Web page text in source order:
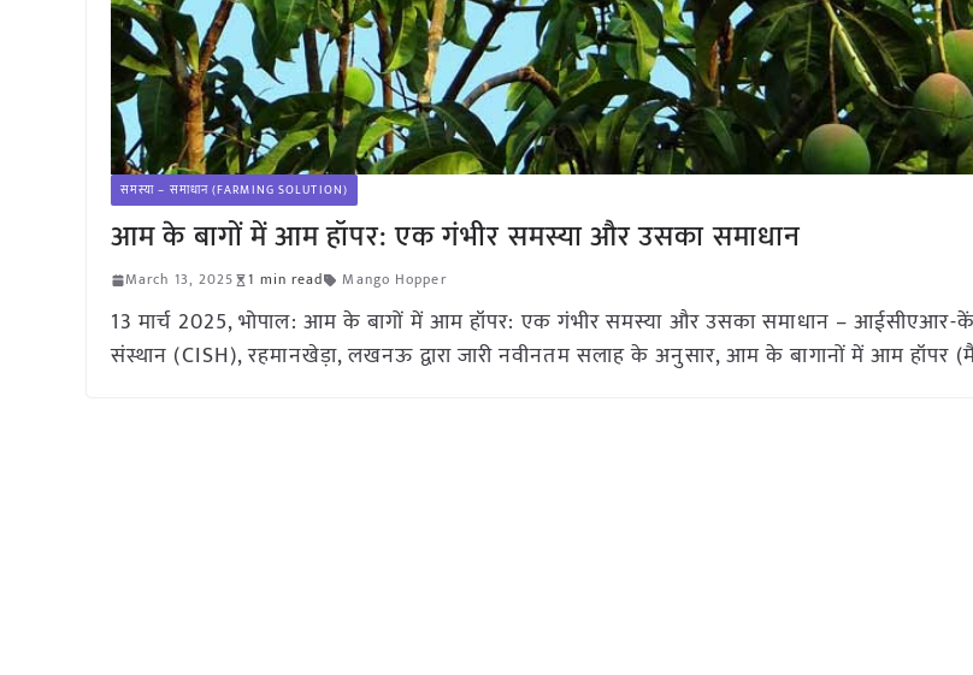
समस्या – समाधान (FARMING SOLUTION)
आम के बागों में आम हॉपर: एक गंभीर समस्या और उसका समाधान
March 13, 2025 1 min read Mango Hopper
13 मार्च 2025, भोपाल: आम के बागों में आम हॉपर: एक गंभीर समस्या और उसका समाधान – आईसीएआर-
संस्थान (CISH), रहमानखेड़ा, लखनऊ द्वारा जारी नवीनतम सलाह के अनुसार, आम के बागानों में आम हॉपर